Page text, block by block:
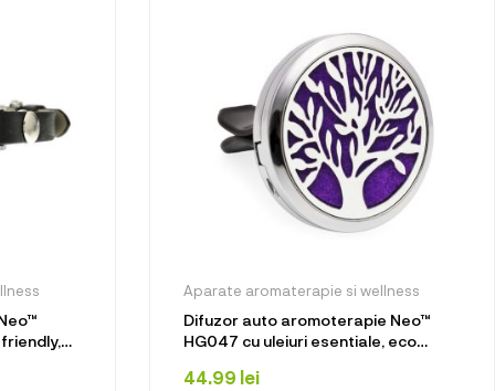
Aparate aromaterapie si wellness
Difuzor auto aromoterapie Neo™
HG047 cu uleiuri esentiale, eco
44.99 lei